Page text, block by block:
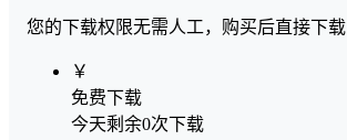
您的下载权限无需人工，购买后直接下载
￥
免费下载
今天剩余0次下载